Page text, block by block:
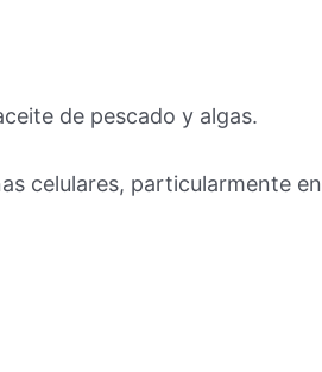
de pescado y algas.
celulares, particularmente en